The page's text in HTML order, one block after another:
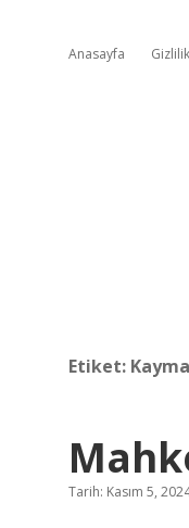
Anasayfa
Etiket:
Tarih: Kasım 5,